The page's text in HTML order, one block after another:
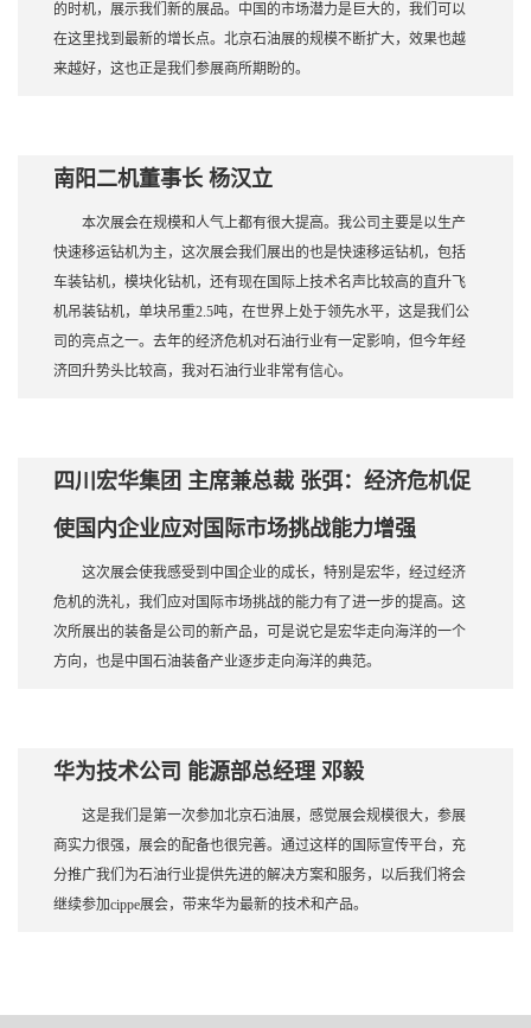
的时机，展示我们新的展品。中国的市场潜力是巨大的，我们可以
在这里找到最新的增长点。北京石油展的规模不断扩大，效果也越
来越好，这也正是我们参展商所期盼的。
南阳二机董事长 杨汉立
本次展会在规模和人气上都有很大提高。我公司主要是以生产
快速移运钻机为主，这次展会我们展出的也是快速移运钻机，包括
车装钻机，模块化钻机，还有现在国际上技术名声比较高的直升飞
机吊装钻机，单块吊重2.5吨，在世界上处于领先水平，这是我们公
司的亮点之一。去年的经济危机对石油行业有一定影响，但今年经
济回升势头比较高，我对石油行业非常有信心。
四川宏华集团 主席兼总裁 张弭：经济危机促
使国内企业应对国际市场挑战能力增强
这次展会使我感受到中国企业的成长，特别是宏华，经过经济
危机的洗礼，我们应对国际市场挑战的能力有了进一步的提高。这
次所展出的装备是公司的新产品，可是说它是宏华走向海洋的一个
方向，也是中国石油装备产业逐步走向海洋的典范。
华为技术公司 能源部总经理 邓毅
这是我们是第一次参加北京石油展，感觉展会规模很大，参展
商实力很强，展会的配备也很完善。通过这样的国际宣传平台，充
分推广我们为石油行业提供先进的解决方案和服务，以后我们将会
继续参加cippe展会，带来华为最新的技术和产品。